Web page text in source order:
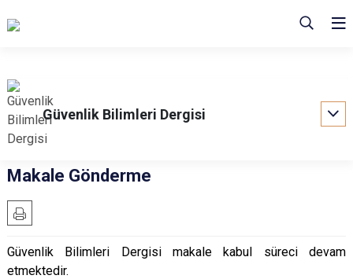
Güvenlik Bilimleri Dergisi
Makale Gönderme
Güvenlik Bilimleri Dergisi makale kabul süreci devam
etmektedir.